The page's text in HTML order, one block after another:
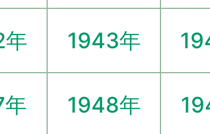
1943年
1948年